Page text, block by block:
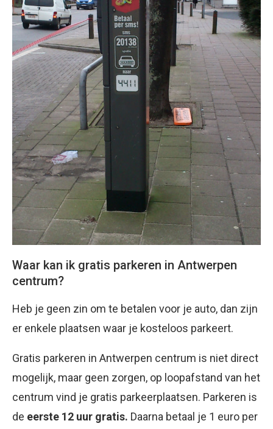
Waar kan ik gratis parkeren in Antwerpen
centrum?
Heb je geen zin om te betalen voor je auto, dan zijn
er enkele plaatsen waar je kosteloos parkeert.
Gratis parkeren in Antwerpen centrum is niet direct
mogelijk, maar geen zorgen, op loopafstand van het
centrum vind je gratis parkeerplaatsen. Parkeren is
de eerste 12 uur gratis. Daarna betaal je 1 euro per